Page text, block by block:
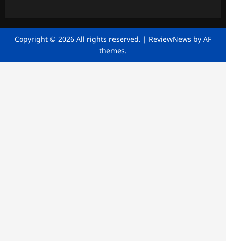
Copyright © 2026 All rights reserved. | ReviewNews by AF
themes.